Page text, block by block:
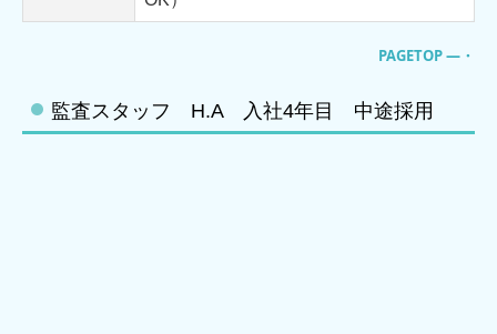
PAGETOP ―・
監査スタッフ H.A 入社4年目 中途採用